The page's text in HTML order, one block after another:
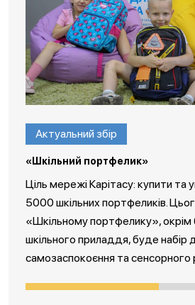
Актуальний збір
«Шкільний портфелик»
Ціль мережі Карітасу: купити та
5000 шкільних портфеликів.
«Шкільному портфелику», окрім
шкільного приладдя, буде набір
самозаспокоєння та сенсорного